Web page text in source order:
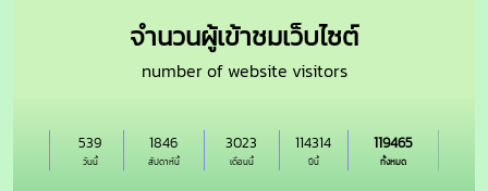
จำนวนผู้เข้าชมเว็บไซต์
number of website visitors
วันนี้
539
สัปดาห์นี้
1846
เดือนนี้
3023
ปีนี้
114314
ทั้งหมด
119465